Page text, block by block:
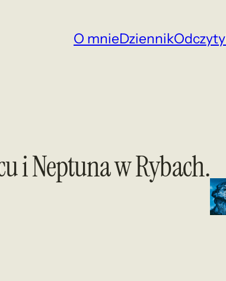
O mnieDziennikOdczyty
i Neptuna w Rybach.